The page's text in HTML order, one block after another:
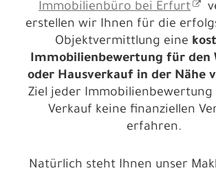
Immobilienbüro bei Erfurt
erstellen wir Ihnen für die
Objektvermittlung eine
Immobilienbewertung für den
oder Hausverkauf in der Nähe
Ziel jeder Immobilienbewertung
Verkauf keine finanziellen
erfahren.
Natürlich steht Ihnen unser